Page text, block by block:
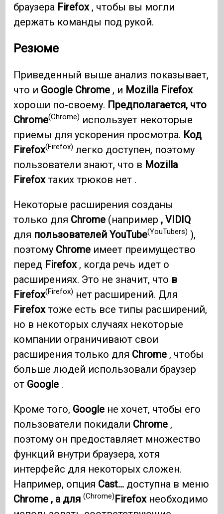
браузера Firefox, чтобы вы могли
держать команды под рукой.
Резюме
Приведенный выше анализ показывает,
что и Google Chrome , и Mozilla Firefox
хороши по-своему. Предполагается, что
Chrome(Chrome) использует некоторые
приемы для ускорения просмотра. Код
Firefox(Firefox) легко доступен, поэтому
пользователи знают, что в Mozilla
Firefoxтаких трюков нет .
Некоторые расширения созданы
только для Chrome (например , VIDIQ
для пользователей YouTube(YouTubers) ),
поэтому Chrome имеет преимущество
перед Firefox, когда речь идет о
расширениях. Это не значит, что в
Firefox(Firefox) нет расширений. Для
Firefoxтоже есть все типы расширений,
но в некоторых случаях некоторые
компании ограничивают свои
расширения только для Chrome , чтобы
больше людей использовали браузер
от Google .
Кроме того, Google не хочет, чтобы его
пользователи покидали Chrome ,
поэтому он предоставляет множество
функций внутри браузера, хотя
интерфейс для некоторых сложен.
Например, опция Cast… доступна в меню
Chrome , а для(Chrome)Firefoxнеобходимо